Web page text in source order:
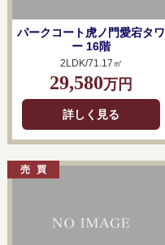
パークコート虎ノ門愛宕タワ
ー 16階
2LDK/71.17㎡
29,580万円
詳しく見る